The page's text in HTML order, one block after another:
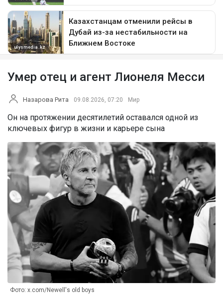
Умер отец и агент Лионеля Месси
Назарова Рита 09.08.2026, 07:20 Мир
Он на протяжении десятилетий оставался одной из
ключевых фигур в жизни и карьере сына
Фото: x.com/Newell's old boys